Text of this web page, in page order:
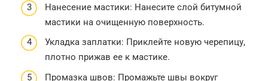
Нанесение мастики: Нанесите слой битумной
мастики на очищенную поверхность.
Укладка заплатки: Приклейте новую черепицу,
плотно прижав ее к мастике.
Промазка швов: Промажьте швы вокруг